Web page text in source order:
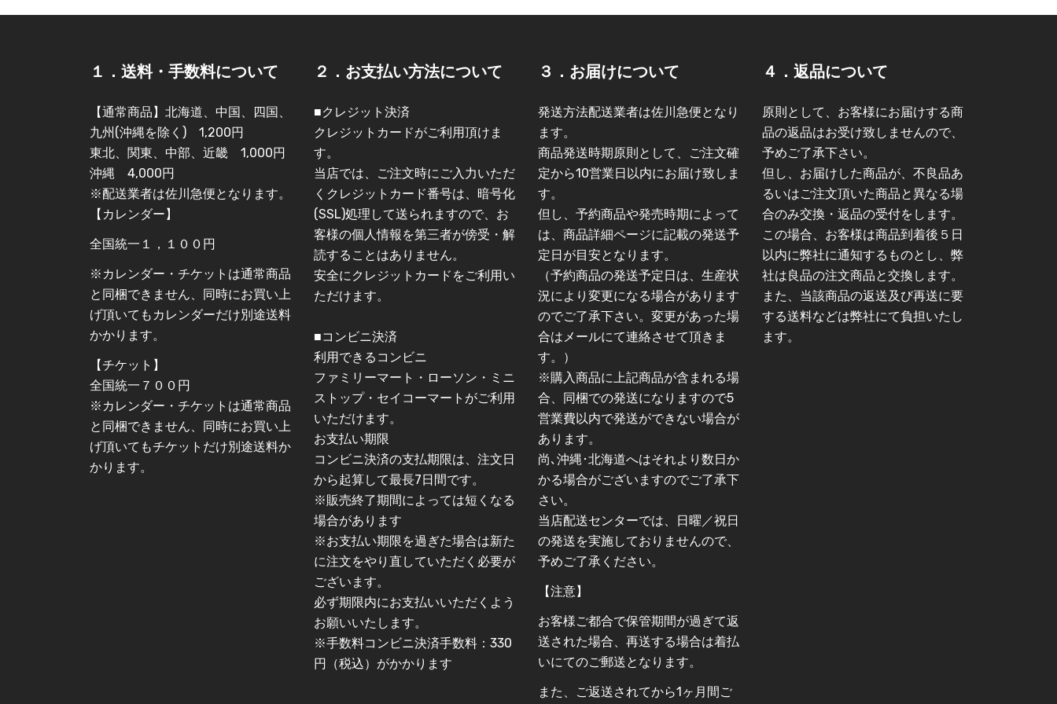
１．送料・手数料について
【通常商品】北海道、中国、四国、
九州(沖縄を除く) 1,200円
東北、関東、中部、近畿 1,000円
沖縄 4,000円
※配送業者は佐川急便となります。
【カレンダー】
全国統一１，１００円
※カレンダー・チケットは通常商品
と同梱できません、同時にお買い上
げ頂いてもカレンダーだけ別途送料
かかります。
【チケット】
全国統一７００円
※カレンダー・チケットは通常商品
と同梱できません、同時にお買い上
げ頂いてもチケットだけ別途送料か
かります。
２．お支払い方法について
■クレジット決済
クレジットカードがご利用頂けま
す。
当店では、ご注文時にご入力いただ
くクレジットカード番号は、暗号化
(SSL)処理して送られますので、お
客様の個人情報を第三者が傍受・解
読することはありません。
安全にクレジットカードをご利用い
ただけます。
■コンビニ決済
利用できるコンビニ
ファミリーマート・ローソン・ミニ
ストップ・セイコーマートがご利用
いただけます。
お支払い期限
コンビニ決済の支払期限は、注文日
から起算して最長7日間です。
※販売終了期間によっては短くなる
場合があります
※お支払い期限を過ぎた場合は新た
に注文をやり直していただく必要が
ございます。
必ず期限内にお支払いいただくよう
お願いいたします。
※手数料コンビニ決済手数料：330
円（税込）がかかります
３．お届けについて
発送方法配送業者は佐川急便となり
ます。
商品発送時期原則として、ご注文確
定から10営業日以内にお届け致しま
す。
但し、予約商品や発売時期によって
は、商品詳細ページに記載の発送予
定日が目安となります。
（予約商品の発送予定日は、生産状
況により変更になる場合があります
のでご了承下さい。変更があった場
合はメールにて連絡させて頂きま
す。）
※購入商品に上記商品が含まれる場
合、同梱での発送になりますので5
営業費以内で発送ができない場合が
あります。
尚､沖縄･北海道へはそれより数日か
かる場合がございますのでご了承下
さい。
当店配送センターでは、日曜／祝日
の発送を実施しておりませんので、
予めご了承ください。
【注意】
お客様ご都合で保管期間が過ぎて返
送された場合、再送する場合は着払
いにてのご郵送となります。
また、ご返送されてから1ヶ月間ご
４．返品について
原則として、お客様にお届けする商
品の返品はお受け致しませんので、
予めご了承下さい。
但し、お届けした商品が、不良品あ
るいはご注文頂いた商品と異なる場
合のみ交換・返品の受付をします。
この場合、お客様は商品到着後５日
以内に弊社に通知するものとし、弊
社は良品の注文商品と交換します。
また、当該商品の返送及び再送に要
する送料などは弊社にて負担いたし
ます。